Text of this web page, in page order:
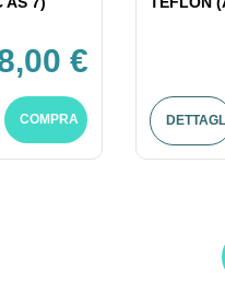
€
COMPRA DETTAGLI